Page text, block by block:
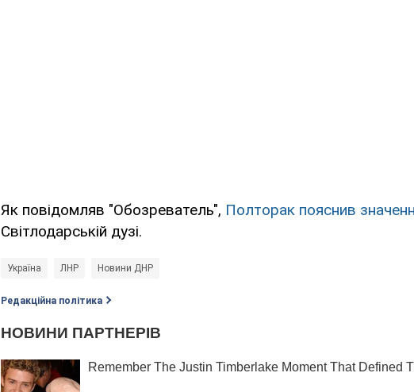
Як повідомляв "Обозреватель", Полторак пояснив
Світлодарській дузі.
Україна ЛНР Новини ДНР
Редакційна політика